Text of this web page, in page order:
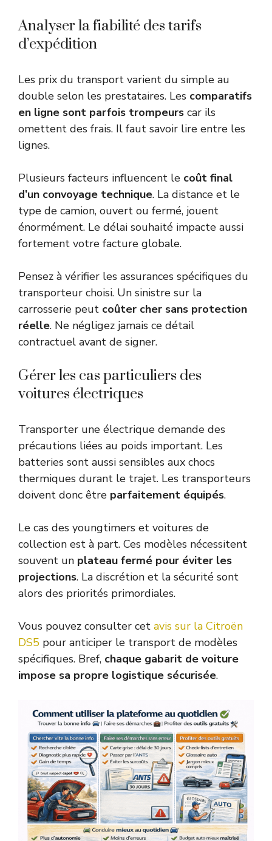
Analyser la fiabilité des tarifs
d’expédition
Les prix du transport varient du simple au
double selon les prestataires. Les comparatifs
en ligne sont parfois trompeurs car ils
omettent des frais. Il faut savoir lire entre les
lignes.
Plusieurs facteurs influencent le coût final
d’un convoyage technique. La distance et le
type de camion, ouvert ou fermé, jouent
énormément. Le délai souhaité impacte aussi
fortement votre facture globale.
Pensez à vérifier les assurances spécifiques du
transporteur choisi. Un sinistre sur la
carrosserie peut coûter cher sans protection
réelle. Ne négligez jamais ce détail
contractuel avant de signer.
Gérer les cas particuliers des
voitures électriques
Transporter une électrique demande des
précautions liées au poids important. Les
batteries sont aussi sensibles aux chocs
thermiques durant le trajet. Les transporteurs
doivent donc être parfaitement équipés.
Le cas des youngtimers et voitures de
collection est à part. Ces modèles nécessitent
souvent un plateau fermé pour éviter les
projections. La discrétion et la sécurité sont
alors des priorités primordiales.
Vous pouvez consulter cet avis sur la Citroën
DS5 pour anticiper le transport de modèles
spécifiques. Bref, chaque gabarit de voiture
impose sa propre logistique sécurisée.